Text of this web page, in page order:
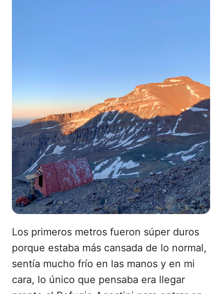
Los primeros metros fueron súper duros
porque estaba más cansada de lo normal,
sentía mucho frío en las manos y en mi
cara, lo único que pensaba era llegar